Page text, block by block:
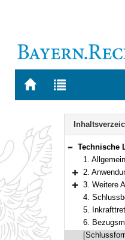
Zur
BAYERN.RECHT
Zur
letzten
Bereich
Technische Lieferbedingungen für
1.
Bereich
2.
Bereich
3. Weitere
4.
5.
6.